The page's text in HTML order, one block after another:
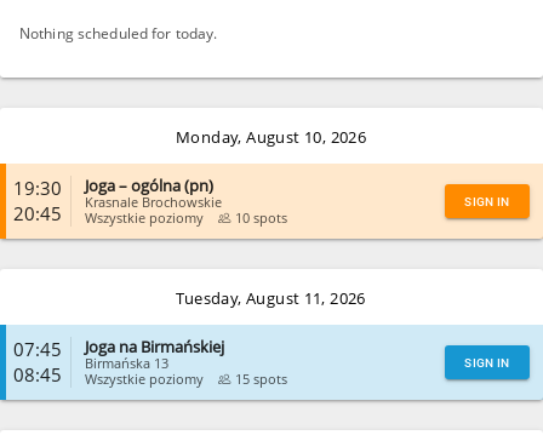
Nothing scheduled for today.
Monday, August 10, 2026
19:30
20:45
Joga – ogólna (pn)
Krasnale Brochowskie
Wszystkie poziomy
10 spots
SIGN IN
CLOSE
Tuesday, August 11, 2026
07:45
08:45
Joga na Birmańskiej
Birmańska 13
Wszystkie poziomy
15 spots
SIGN IN
CLOSE